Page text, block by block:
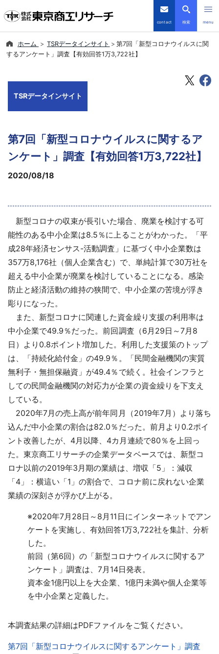
contact 検索 menu
倒産・注目企業情報
会社案内
導入事例
採用情報
よくあるご質問
English
ホーム TSRデータインサイト
第7回「新型コロナウイルスに関
するアンケート」調査【有効回答1万3,722社】
TSRデータインサイト
第7回「新型コロナウイルスに関するア
ンケート」調査【有効回答1万3,722社】
2020/08/18
新型コロナの収束が長引いた場合、廃業を検討する可
能性のある中小企業は8.5％に上ることがわかった。「平
成28年経済センサス-活動調査」に基づく中小企業数は
357万8,176社（個人企業含む）で、単純計算で30万社を
超える中小企業が廃業を検討していることになる。感染
防止と経済活動の維持の狭間で、中小企業の苦境が浮き
彫りになった。
また、新型コロナに関連した資金繰り支援の利用率は
中小企業で49.9％だった。前回調査（6月29日～7月8
日）より0.8ポイント増加した。利用した支援策のトップ
は、「持続化給付金」の49.9％。「民間金融機関の実質
無利子・無担保融資」が49.4％で続く。社会インフラと
しての民間金融機関の対応力が企業の資金繰りを下支え
している。
2020年7月の売上高が前年同月（2019年7月）より落ち
込んだ中小企業の割合は82.0％だった。前月より0.2ポイ
ント改善したが、4月以降、4カ月連続で80％を上回っ
た。東京商工リサーチの企業データベースでは、新型コ
ロナ以前の2019年3月期の業績は、増収「5」：減収
「4」：横這い「1」の割合で、コロナ前に戻れない企業
業績の深刻さが浮かび上がる。
※2020年7月28日～8月11日にインターネットでアン
ケートを実施し、有効回答1万3,722社を集計、分析
した。
前回（第6回）の「新型コロナウイルスに関するア
ンケート」調査は、7月14日発表。
資本金1億円以上を大企業、1億円未満や個人企業等
を中小企業と定義した。
本調査結果の詳細はPDFファイルをご覧ください。
第7回「新型コロナウイルスに関するアンケート」調査